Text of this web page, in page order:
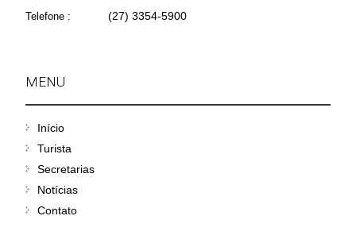
Telefone : (27) 3354-5900
MENU
Início
Turista
Secretarias
Notícias
Contato